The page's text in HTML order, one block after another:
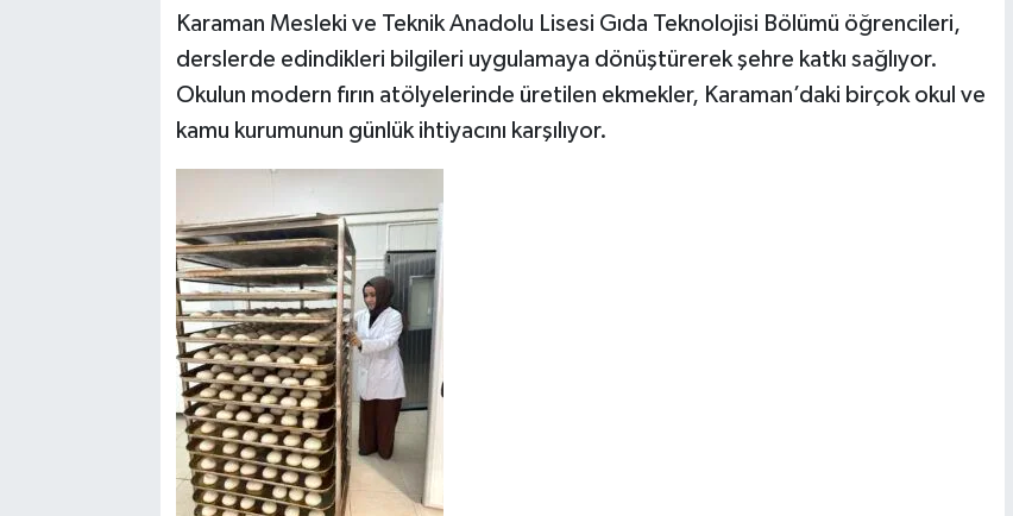
Karaman Mesleki ve Teknik Anadolu Lisesi Gıda Teknolojisi Bölümü öğrencileri,
derslerde edindikleri bilgileri uygulamaya dönüştürerek şehre katkı sağlıyor.
Okulun modern fırın atölyelerinde üretilen ekmekler, Karaman’daki birçok okul ve
kamu kurumunun günlük ihtiyacını karşılıyor.